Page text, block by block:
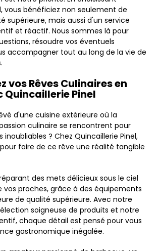
vous bénéficiez non seulement de
supérieure, mais aussi d'un service
et réactif. Nous sommes là pour
résoudre vos éventuels
accompagner tout au long de la vie de
vos Rêves Culinaires en
Quincaillerie Pinel
d'une cuisine extérieure où la
culinaire se rencontrent pour
? Chez Quincaillerie Pinel,
faire de ce rêve une réalité tangible
des mets délicieux sous le ciel
vos proches, grâce à des équipements
de qualité supérieure. Avec notre
soigneuse de produits et notre
chaque détail est pensé pour vous
gastronomique inégalée.